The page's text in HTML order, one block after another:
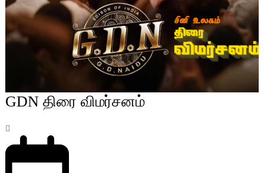
GDN திரை விமர்சனம்